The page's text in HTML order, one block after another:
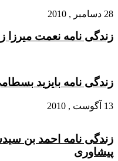
28 دسامبر , 2010
زندگی نامه نعمت میرزا
زندگی نامه بایزید
13 آگوست , 2010
زندگی نامه احمد بن
پیشاوری